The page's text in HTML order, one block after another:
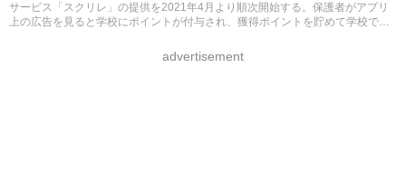
サービス「スクリレ」の提供を2021年4月より順次開始する。保護者がアプリ
上の広告を見ると学校にポイントが付与され、獲得ポイントを貯めて学校で使
advertisement